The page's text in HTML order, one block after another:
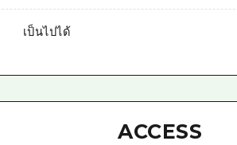
เป็นไปได้
ACCESS